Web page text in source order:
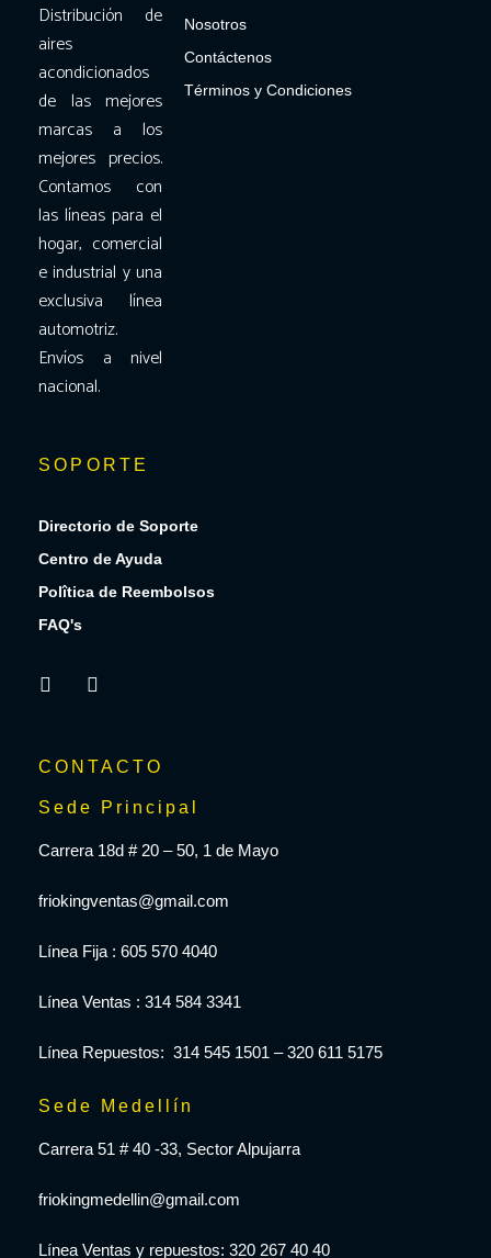
Distribución de
aires
acondicionados
de las mejores
marcas a los
mejores precios.
Contamos con
las líneas para el
hogar, comercial
e industrial y una
exclusiva línea
automotriz.
Envíos a nivel
nacional.
Nosotros
Contáctenos
Términos y Condiciones
SOPORTE
Directorio de Soporte
Centro de Ayuda
Polîtica de Reembolsos
FAQ's
CONTACTO
Sede Principal
Carrera 18d # 20 – 50, 1 de Mayo
friokingventas@gmail.com
Línea Fija : 605 570 4040
Línea Ventas : 314 584 3341
Línea Repuestos: 314 545 1501 – 320 611 5175
Sede Medellín
Carrera 51 # 40 -33, Sector Alpujarra
friokingmedellin@gmail.com
Línea Ventas y repuestos: 320 267 40 40